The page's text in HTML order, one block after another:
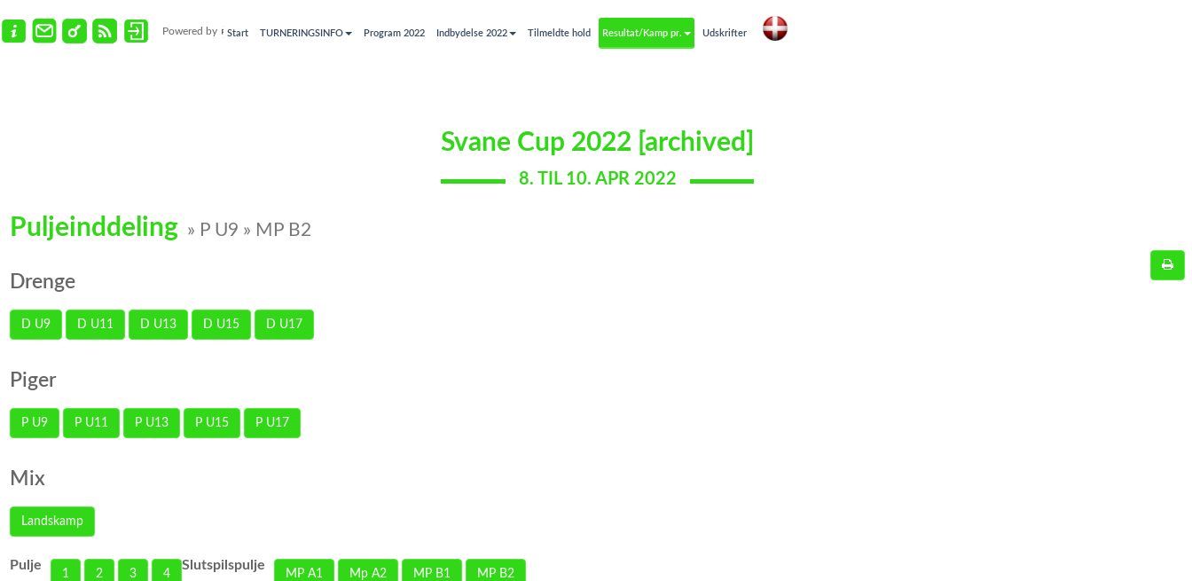
Powered by Start TURNERINGSINFO Program 2022 Indbydelse 2022 Tilmeldte hold Resultat/Kamp pr. Udskrifter
Svane Cup 2022 [archived]
8. TIL 10. APR 2022
Puljeinddeling » P U9 » MP B2
Drenge
D U9 D U11 D U13 D U15 D U17
Piger
P U9 P U11 P U13 P U15 P U17
Mix
Landskamp
Pulje
1 2 3 4
Slutspilspulje
MP A1 Mp A2 MP B1 MP B2